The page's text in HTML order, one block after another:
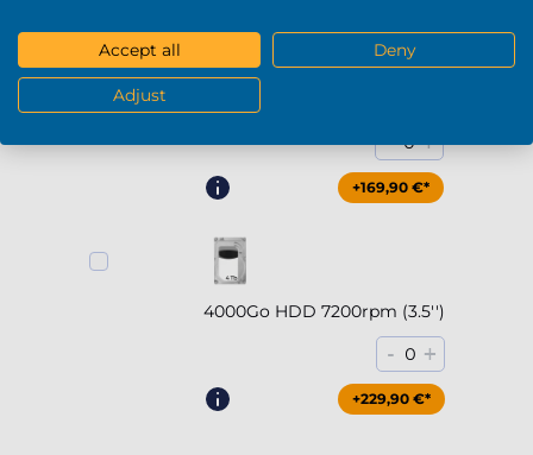
- 0 +
+169,90 €*
4000Go HDD 7200rpm (3.5'')
- 0 +
+229,90 €*
Accept all Deny
Adjust